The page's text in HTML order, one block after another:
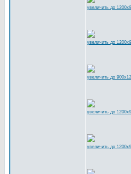
увеличить до
увеличить до
увеличить до
увеличить до
увеличить до